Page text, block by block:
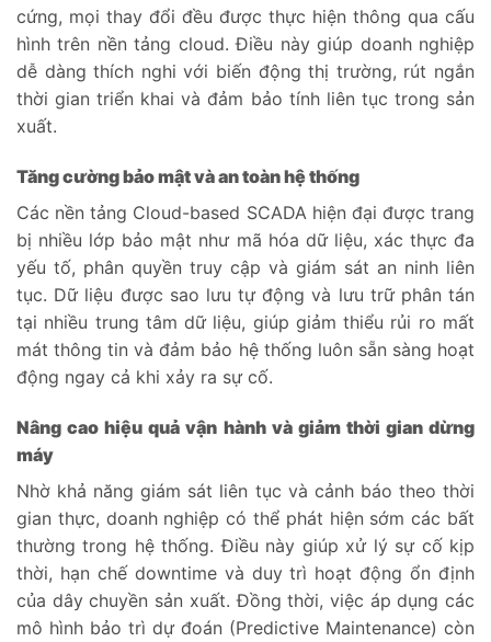
cứng, mọi thay đổi đều được thực hiện thông qua cấu
hình trên nền tảng cloud. Điều này giúp doanh nghiệp
dễ dàng thích nghi với biến động thị trường, rút ngắn
thời gian triển khai và đảm bảo tính liên tục trong sản
xuất.
Tăng cường bảo mật và an toàn hệ thống
Các nền tảng Cloud-based SCADA hiện đại được trang
bị nhiều lớp bảo mật như mã hóa dữ liệu, xác thực đa
yếu tố, phân quyền truy cập và giám sát an ninh liên
tục. Dữ liệu được sao lưu tự động và lưu trữ phân tán
tại nhiều trung tâm dữ liệu, giúp giảm thiểu rủi ro mất
mát thông tin và đảm bảo hệ thống luôn sẵn sàng hoạt
động ngay cả khi xảy ra sự cố.
Nâng cao hiệu quả vận hành và giảm thời gian dừng
máy
Nhờ khả năng giám sát liên tục và cảnh báo theo thời
gian thực, doanh nghiệp có thể phát hiện sớm các bất
thường trong hệ thống. Điều này giúp xử lý sự cố kịp
thời, hạn chế downtime và duy trì hoạt động ổn định
của dây chuyền sản xuất. Đồng thời, việc áp dụng các
mô hình bảo trì dự đoán (Predictive Maintenance) còn